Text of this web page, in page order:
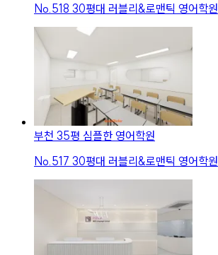
No. 518 30평대 러블리&로맨틱 영어학원
부천 35평 심플한 영어학원
No. 517 30평대 러블리&로맨틱 영어학원